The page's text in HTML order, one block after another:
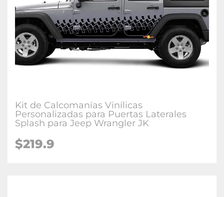
Kit de Calcomanías Vinílicas
Personalizadas para Puertas Laterales
Splash para Jeep Wrangler JK
$219.9